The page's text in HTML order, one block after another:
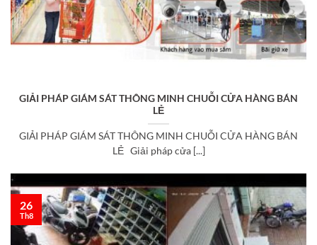
GIẢI PHÁP GIÁM SÁT THÔNG MINH CHUỖI CỬA HÀNG BÁN
LẺ
GIẢI PHÁP GIÁM SÁT THÔNG MINH CHUỖI CỬA HÀNG BÁN
LẺ Giải pháp cửa [...]
26
Th8